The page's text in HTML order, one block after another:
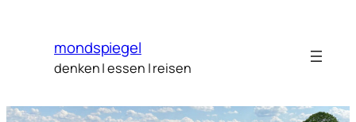
springen
mondspiegel
denken | essen | reisen